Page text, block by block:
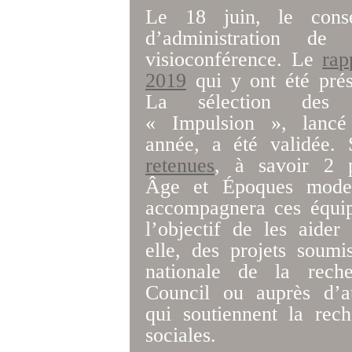
Le 18 juin, le
d’administration
visioconférence. Le
2019 qui y ont été
La sélection des
« Impulsion »,
année, a été
retenues, à savoir 2
Âge et Époques
accompagnera ces
l’objectif de les aider
elle, des projets
nationale de la
Council ou auprès
qui soutiennent la
sociales.